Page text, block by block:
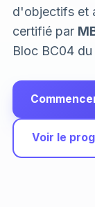
d'objectifs et
certifié par
Bloc BC04
Voir le